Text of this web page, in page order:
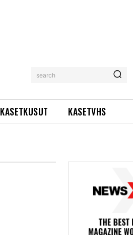
search
KASETKUSUT KASETVHS